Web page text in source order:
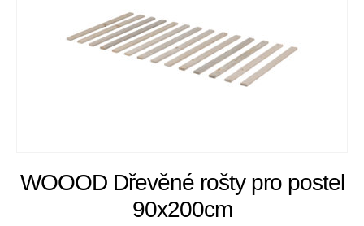
WOOOD Dřevěné rošty pro postel
90x200cm